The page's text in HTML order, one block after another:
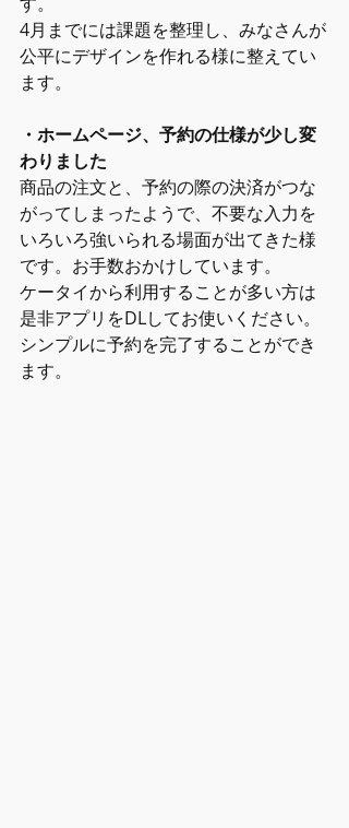
4月までには課題を整理し、みなさんが
公平にデザインを作れる様に整えてい
ます。
・ホームページ、予約の仕様が少し変
わりました
商品の注文と、予約の際の決済がつな
がってしまったようで、不要な入力を
いろいろ強いられる場面が出てきた様
です。お手数おかけしています。
ケータイから利用することが多い方は
是非アプリをDLしてお使いください。
シンプルに予約を完了することができ
ます。